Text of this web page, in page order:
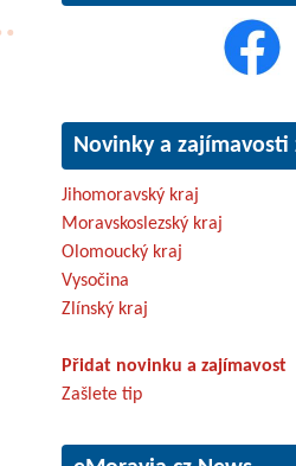
Novinky a zajímavosti
Jihomoravský kraj
Moravskoslezský kraj
Olomoucký kraj
Vysočina
Zlínský kraj
Přidat novinku a zajímavost
Zašlete tip